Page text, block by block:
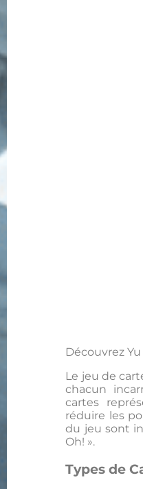
Découvrez
Le jeu de
chacun
cartes
réduire les
du jeu sont
Oh! ».
Types de